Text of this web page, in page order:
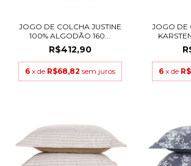
JOGO DE COLCHA JUSTINE
100% ALGODÃO 160...
R$412,90
6 x de R$68,82 sem juros
JOGO DE
6 x de